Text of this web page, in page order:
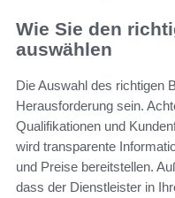
Wie Sie den
auswählen
Die Auswahl des richtigen
Herausforderung sein.
Qualifikationen und
wird transparente
und Preise bereitstellen.
dass der Dienstleister in